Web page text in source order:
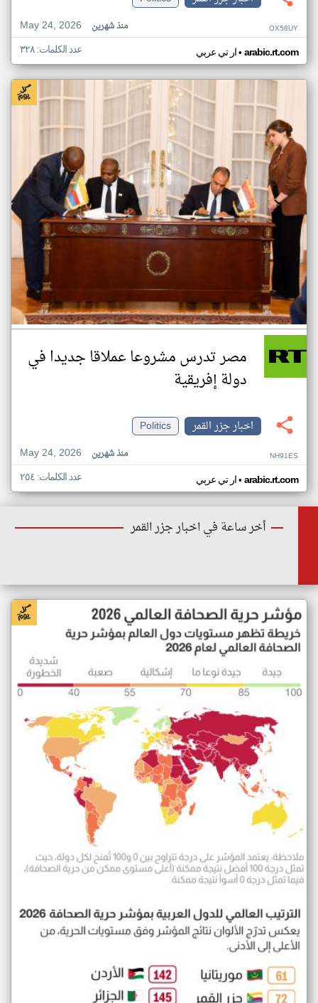
May 24, 2026
منذ شهرين OX58UY
ار تي عربي• arabic.rt.com عدد الكلمات: ٣٢٨
مصر تدرس مشروعا عملاقا جديدا في
دولة إفريقية
اخبار جزر القمر
Politics
May 24, 2026
منذ شهرين NH91ES
ار تي عربي• arabic.rt.com عدد الكلمات: ٢٥٤
أخر ساعة في اخبار جزر القمر